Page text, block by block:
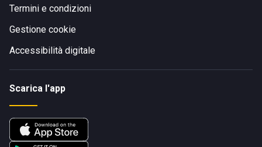
Termini e condizioni
Gestione cookie
Accessibilità digitale
Scarica l'app